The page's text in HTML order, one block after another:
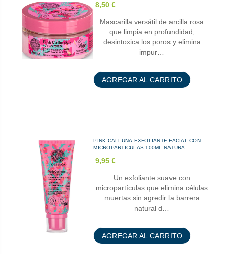
8,50 €
Mascarilla versátil de arcilla rosa
que limpia en profundidad,
desintoxica los poros y elimina
impur…
AGREGAR AL CARRITO
PINK CALLUNA EXFOLIANTE FACIAL CON
MICROPARTICULAS 100ML NATURA
9,95 €
Un exfoliante suave con
micropartículas que elimina células
muertas sin agredir la barrera
natural d…
AGREGAR AL CARRITO